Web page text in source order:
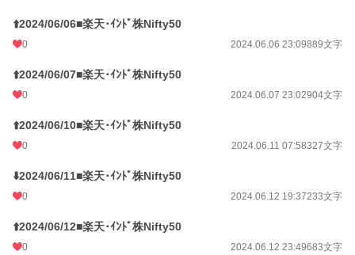
⬆️2024/06/06■楽天･ｲﾝﾄﾞ株Nifty50
0 2024.06.06 23:09889文字
⬆️2024/06/07■楽天･ｲﾝﾄﾞ株Nifty50
0 2024.06.07 23:02904文字
⬆️2024/06/10■楽天･ｲﾝﾄﾞ株Nifty50
0 2024.06.11 07:58327文字
⬇️2024/06/11■楽天･ｲﾝﾄﾞ株Nifty50
0 2024.06.12 19:37233文字
⬆️2024/06/12■楽天･ｲﾝﾄﾞ株Nifty50
0 2024.06.12 23:49683文字